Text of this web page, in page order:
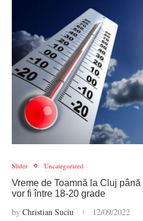
Slider Uncategorized
Vreme de Toamnă la Cluj
vor fi între 18-20 grade
by Christian Suciu 12/09/2022